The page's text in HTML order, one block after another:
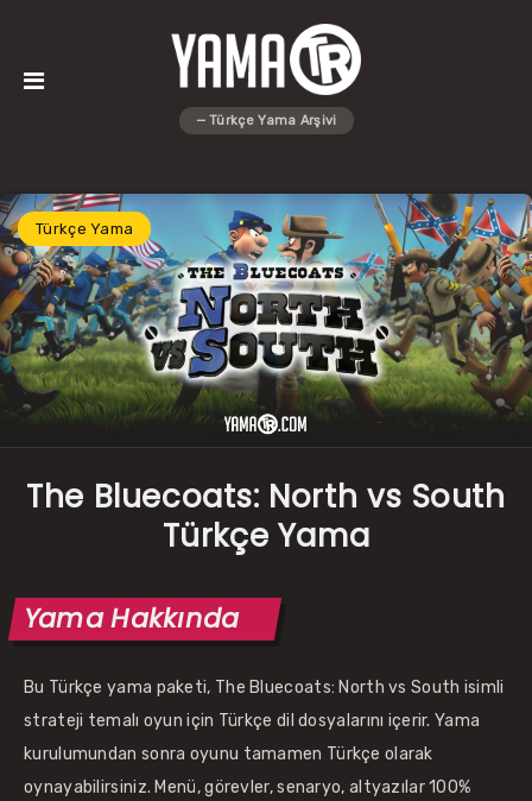
Türkçe Yama
The Bluecoats: North vs South
Türkçe Yama
Yama Hakkında
Bu Türkçe yama paketi, The Bluecoats: North vs South isimli
strateji temalı oyun için Türkçe dil dosyalarını içerir. Yama
kurulumundan sonra oyunu tamamen Türkçe olarak
oynayabilirsiniz. Menü, görevler, senaryo, altyazılar 100%